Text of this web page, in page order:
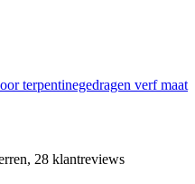
terpentinegedragen verf maat
28 klantreviews